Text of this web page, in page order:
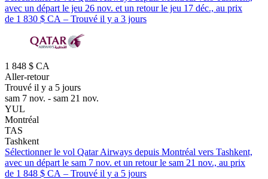
avec un départ le jeu 26 nov. et un retour le jeu 17 déc., au prix
de 1 830 $ CA – Trouvé il y a 3 jours
1 848 $ CA
Aller-retour
Trouvé il y a 5 jours
sam 7 nov. - sam 21 nov.
YUL
Montréal
TAS
Tashkent
Sélectionner le vol Qatar Airways depuis Montréal vers Tashkent,
avec un départ le sam 7 nov. et un retour le sam 21 nov., au prix
de 1 848 $ CA – Trouvé il y a 5 jours